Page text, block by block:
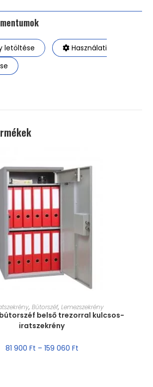
letöltése
Használati
MÉRET VÁLASZTÁSA
, Bútorszéf, Lemezszekrény
bútorszéf belső trezorral kulcsos-
iratszekrény
81 900 Ft – 159 060 Ft